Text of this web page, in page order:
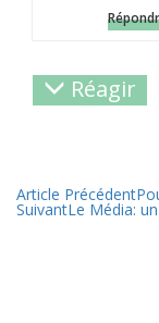
Réagir
Article Précédent
SuivantLe Média: